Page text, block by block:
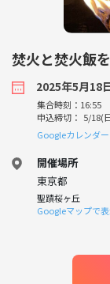
焚火と焚火飯
2025年5月18
集合時刻：16:55
申込締切： 5/18(
Googleカレンダ
開催場所
東京都
聖蹟桜ヶ丘
Googleマップで